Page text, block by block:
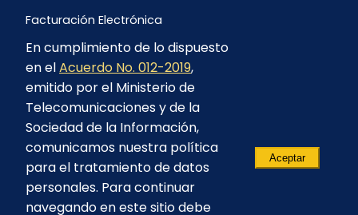
Facturación Electrónica
Archivo Histórico de Facturación
Portal Ambiental y Social
Proyecto Geotérmico Chachimbiro
Contratación consultoría mediante “Lista Corta”
Reglamento de Procesos Asociativos
En cumplimiento de lo dispuesto
en elAcuerdo No. 012-2019,
emitido por el Ministerio de
Telecomunicaciones y de la
Sociedad de la Información,
comunicamos nuestra política
para el tratamiento de datos
personales. Para continuar
navegando en este sitio debe
Aceptar